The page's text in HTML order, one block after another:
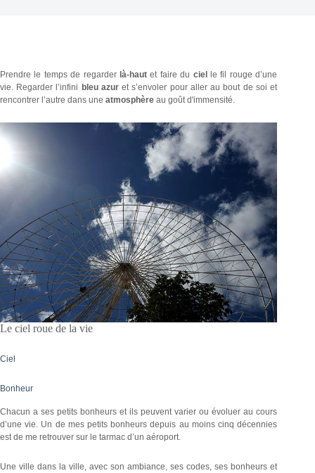
Prendre le temps de regarder là-haut et faire du ciel
le fil rouge d’une
vie. Regarder l’infini bleu azur et s’envoler pour aller au bout de soi et
rencontrer l’autre dans une atmosphère au goût d'immensité.
Le ciel roue de la vie
Ciel
Bonheur
Chacun a ses petits bonheurs et ils peuvent varier ou évoluer au cours
d’une vie. Un de mes petits bonheurs depuis au moins cinq décennies
est de me retrouver sur le tarmac d’un aéroport.
Une ville dans la ville, avec son ambiance, ses codes, ses bonheurs et